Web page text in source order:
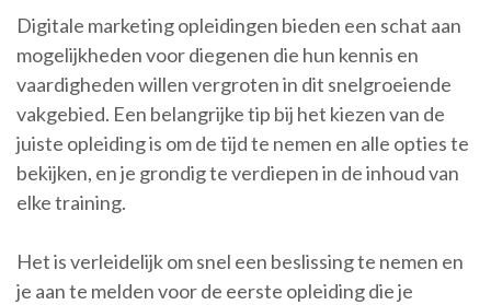
Digitale marketing opleidingen bieden een schat aan
mogelijkheden voor diegenen die hun kennis en
vaardigheden willen vergroten in dit snelgroeiende
vakgebied. Een belangrijke tip bij het kiezen van de
juiste opleiding is om de tijd te nemen en alle opties te
bekijken, en je grondig te verdiepen in de inhoud van
elke training.
Het is verleidelijk om snel een beslissing te nemen en
je aan te melden voor de eerste opleiding die je